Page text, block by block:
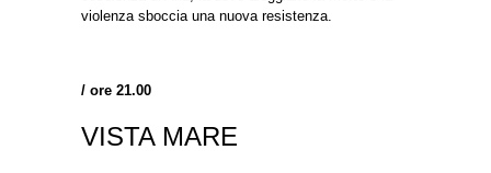
violenza sboccia una nuova resistenza.
/ ore 21.00
VISTA MARE